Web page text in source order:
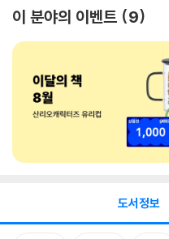
이 분야의 이벤트 9
도서정보